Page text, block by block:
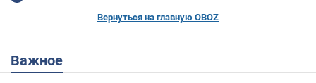
Вернуться на главную OBOZ
Важное